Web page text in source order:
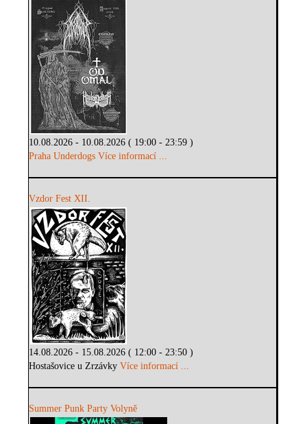
10.08.2026 - 10.08.2026 ( 19:00 - 23:59 )
Praha Underdogs Více informací ...
Vzdor Fest XII.
14.08.2026 - 15.08.2026 ( 12:00 - 23:50 )
Hostašovice u ZrzávkyVíce informací ...
Summer Punk Party Volyně